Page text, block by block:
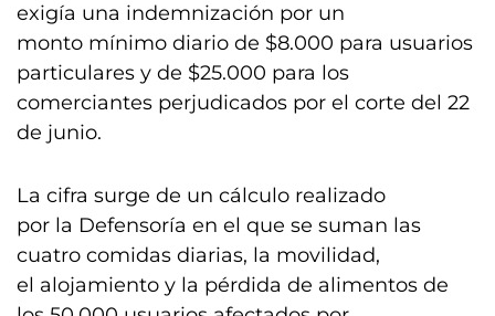
exigía una indemnización por un
monto mínimo diario de $8.000 para usuarios
particulares y de $25.000 para los
comerciantes perjudicados por el corte del 22
de junio.
La cifra surge de un cálculo realizado
por la Defensoría en el que se suman las
cuatro comidas diarias, la movilidad,
el alojamiento y la pérdida de alimentos de